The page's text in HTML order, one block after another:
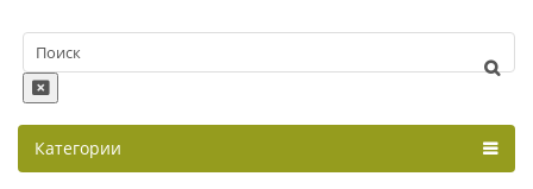
Категории